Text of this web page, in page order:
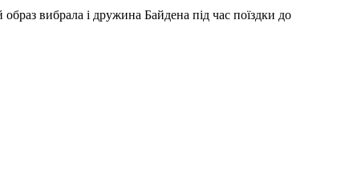
вибрала і дружина Байдена під час поїздки до